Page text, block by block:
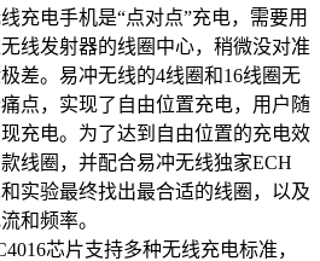
充电手机是“点对点”充电，需要用
线发射器的线圈中心，稍微没对准
差。易冲无线的4线圈和16线圈无
点，实现了自由位置充电，用户随
充电。为了达到自由位置的充电效
线圈，并配合易冲无线独家ECH
实验最终找出最合适的线圈，以及
和频率。
芯片支持多种无线充电标准，